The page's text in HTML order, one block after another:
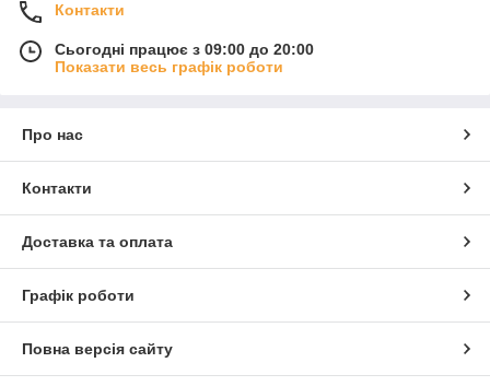
Контакти
Сьогодні працює з 09:00 до 20:00
Показати весь графік роботи
Про нас
Контакти
Доставка та оплата
Графік роботи
Повна версія сайту